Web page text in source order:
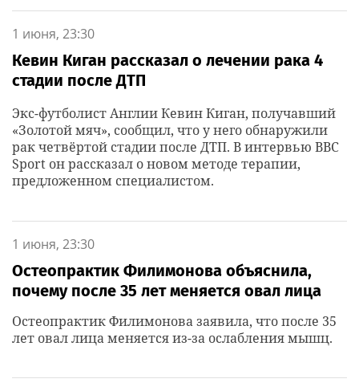
1 июня, 23:30
Кевин Киган рассказал о лечении рака 4
стадии после ДТП
Экс-футболист Англии Кевин Киган, получавший
«Золотой мяч», сообщил, что у него обнаружили
рак четвёртой стадии после ДТП. В интервью BBC
Sport он рассказал о новом методе терапии,
предложенном специалистом.
1 июня, 23:30
Остеопрактик Филимонова объяснила,
почему после 35 лет меняется овал лица
Остеопрактик Филимонова заявила, что после 35
лет овал лица меняется из-за ослабления мышц.